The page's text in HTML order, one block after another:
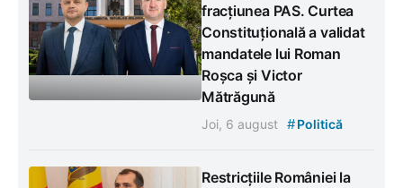
fracțiunea PAS. Curtea
Constituțională a validat
mandatele lui Roman
Roșca și Victor
Mătrăgună
Joi, 6 august #Politică
Restricțiile României la